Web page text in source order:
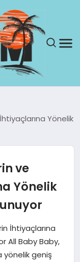
Yönelik
ve
Yönelik
İhtiyaçlarına
All Baby Baby,
yönelik geniş